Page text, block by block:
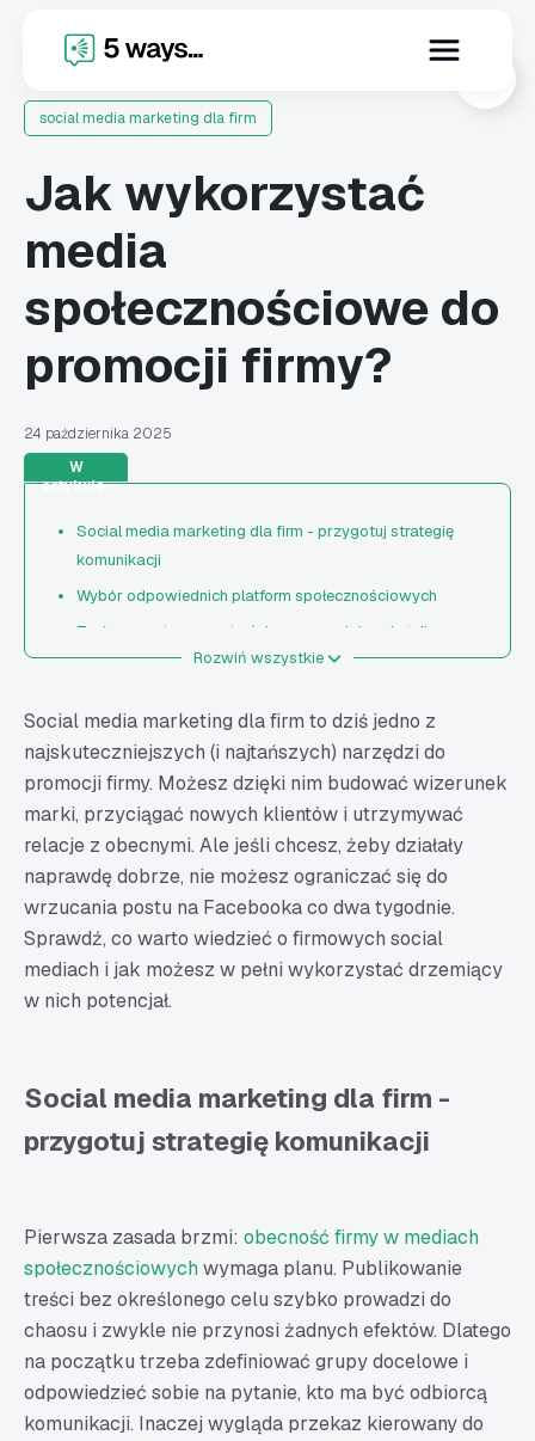
social media marketing dla firm
Jak wykorzystać
media
społecznościowe do
promocji firmy?
24 października 2025
W
artykule:
Social media marketing dla firm - przygotuj strategię
komunikacji
Wybór odpowiednich platform społecznościowych
Twórz merytoryczne treści – rozmawiaj, a nie tylko
sprzedawaj
Social media marketing dla firm – praktyczne
wskazówki, które warto wdrożyć w swojej strategii
Przygotowanie atrakcyjnych profili firmowych
Regularne publikowanie to podstawa
Mów tak, jak mówią twoi klienci
Angażowanie odbiorców = większe zasięgi i więcej
konwersji
Współprace z influencerami
Korzystanie z płatnych kampanii reklamowych
Rozwiń wszystkie
Social media marketing dla firm to dziś jedno z
najskuteczniejszych (i najtańszych) narzędzi do
promocji firmy. Możesz dzięki nim budować wizerunek
marki, przyciągać nowych klientów i utrzymywać
relacje z obecnymi. Ale jeśli chcesz, żeby działały
naprawdę dobrze, nie możesz ograniczać się do
wrzucania postu na Facebooka co dwa tygodnie.
Sprawdź, co warto wiedzieć o firmowych social
mediach i jak możesz w pełni wykorzystać drzemiący
w nich potencjał.
Social media marketing dla firm -
przygotuj strategię komunikacji
Pierwsza zasada brzmi: obecność firmy w mediach
społecznościowychwymaga planu. Publikowanie
treści bez określonego celu szybko prowadzi do
chaosu i zwykle nie przynosi żadnych efektów. Dlatego
na początku trzeba zdefiniować grupy docelowe i
odpowiedzieć sobie na pytanie, kto ma być odbiorcą
komunikacji. Inaczej wygląda przekaz kierowany do